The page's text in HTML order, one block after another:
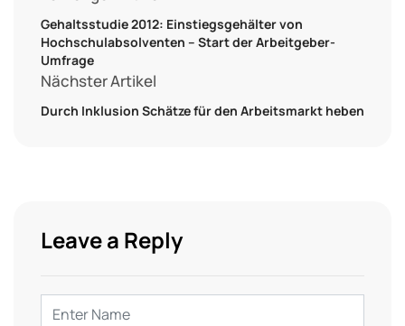
Gehaltsstudie 2012: Einstiegsgehälter von
Hochschulabsolventen – Start der Arbeitgeber-
Umfrage
Nächster Artikel
Durch Inklusion Schätze für den Arbeitsmarkt heben
Leave a Reply